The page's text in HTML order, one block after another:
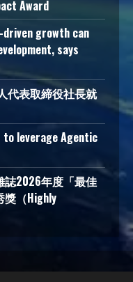
Award
driven growth can
says
代表取締役社長就
leverage Agentic
誌2026年度「最佳
（Highly